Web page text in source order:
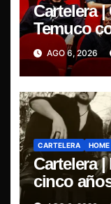
Cartelera
Temuco
de indie
AGO 6, 2026
CARTELERA HOME
Cartelera
cinco
The